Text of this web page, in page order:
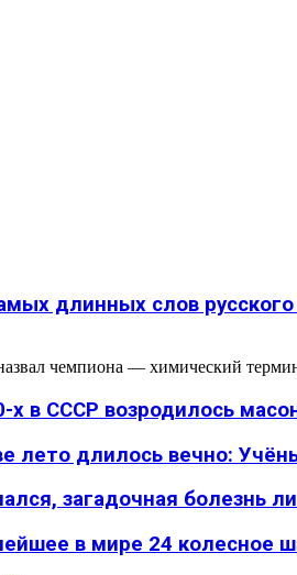
длинных слов
чемпиона — химический
х в СССР возродилось
лето длилось вечно:
загадочная болезнь
в мире 24 колесное